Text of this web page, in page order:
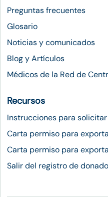
Preguntas frecuentes
Glosario
Noticias y comunicados
Blog y Artículos
Médicos de la Red de
Recursos
Instrucciones para solicitar
Carta permiso para
Carta permiso para
Salir del registro de